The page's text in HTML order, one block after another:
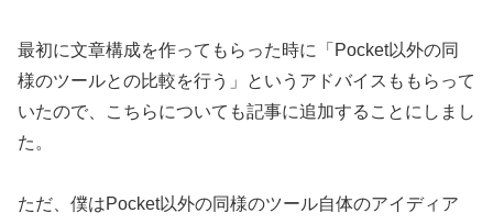
最初に文章構成を作ってもらった時に「Pocket以外の同
様のツールとの比較を行う」というアドバイスももらって
いたので、こちらについても記事に追加することにしまし
た。
ただ、僕はPocket以外の同様のツール自体のアイディア